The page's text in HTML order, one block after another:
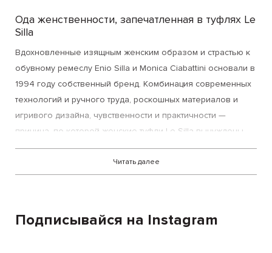
Ода женственности, запечатленная в туфлях Le
Silla
Вдохновленные изящным женским образом и страстью к
обувному ремеслу Enio Silla и Monica Ciabattini основали в
1994 году собственный бренд. Комбинация современных
технологий и ручного труда, роскошных материалов и
игривого дизайна, чувственности и практичности —
причина, по которой женские туфли Le Silla вынуждены
были стать всемирно популярными.
Обширная коллекция состоит из культовых моделей, пар
современную моду. Гармоничное сочетание мастерства и
Читать далее
Подписывайся на Instagram